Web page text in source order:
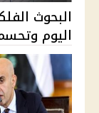
البحوث
اليوم